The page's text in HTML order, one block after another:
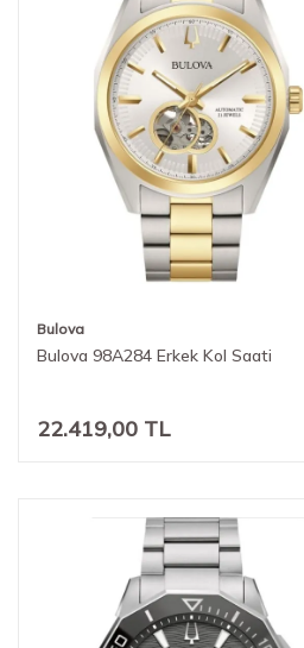
Bulova
Bulova 98A284 Erkek Kol Saati
22.419,00 TL